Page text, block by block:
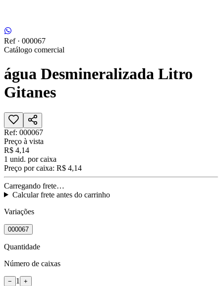
Ref · 000067
Catálogo comercial
água Desmineralizada Litro
Gitanes
Ref: 000067
Preço à vista
R$ 4,14
1 unid. por caixa
Preço por caixa: R$ 4,14
Carregando frete…
Calcular frete antes do carrinho
Variações
000067
Quantidade
Número de caixas
− 1
+